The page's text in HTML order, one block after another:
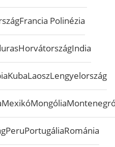
Francia Polinézia
HorvátországIndia
KubaLaoszLengyelország
MexikóMongólia
PeruPortugáliaRománia